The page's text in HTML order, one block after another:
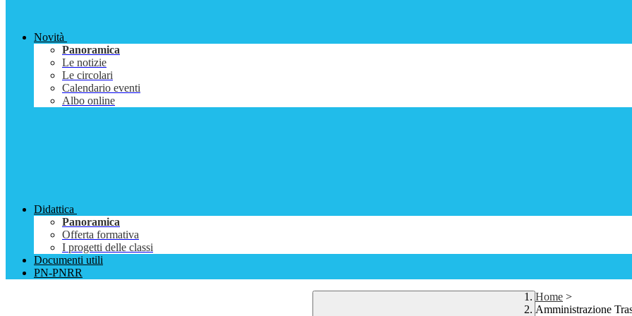
Novità
Panoramica
Le notizie
Le circolari
Calendario eventi
Albo online
Didattica
Panoramica
Offerta formativa
I progetti delle classi
Documenti utili
PN-PNRR
Home >
Amministrazione